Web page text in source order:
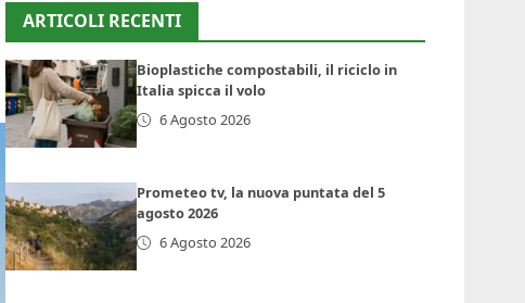
ARTICOLI RECENTI
Bioplastiche compostabili, il riciclo in
Italia spicca il volo
6 Agosto 2026
Prometeo tv, la nuova puntata del 5
agosto 2026
6 Agosto 2026